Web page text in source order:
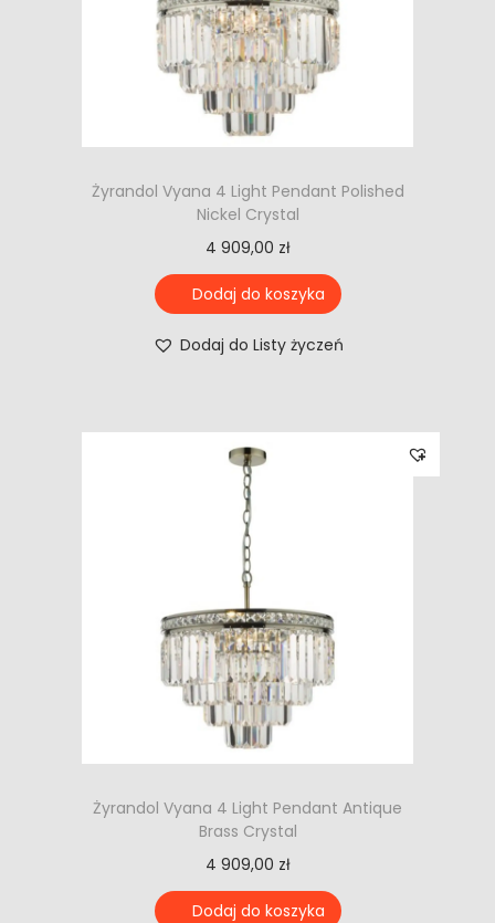
Żyrandol Vyana 4 Light Pendant Polished
Nickel Crystal
4 909,00 zł
Dodaj do koszyka
Dodaj do Listy życzeń
Żyrandol Vyana 4 Light Pendant Antique
Brass Crystal
4 909,00 zł
Dodaj do koszyka